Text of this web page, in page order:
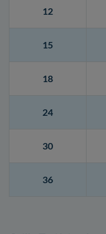
12
15
18
24
30
36